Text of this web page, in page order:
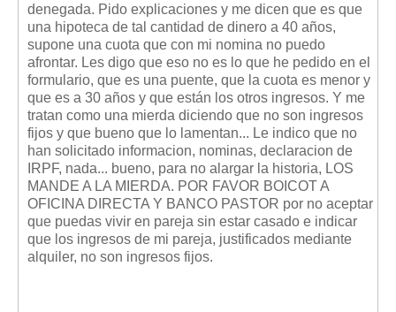
denegada. Pido explicaciones y me dicen que es que
una hipoteca de tal cantidad de dinero a 40 años,
supone una cuota que con mi nomina no puedo
afrontar. Les digo que eso no es lo que he pedido en el
formulario, que es una puente, que la cuota es menor y
que es a 30 años y que están los otros ingresos. Y me
tratan como una mierda diciendo que no son ingresos
fijos y que bueno que lo lamentan... Le indico que no
han solicitado informacion, nominas, declaracion de
IRPF, nada... bueno, para no alargar la historia, LOS
MANDE A LA MIERDA. POR FAVOR BOICOT A
OFICINA DIRECTA Y BANCO PASTOR por no aceptar
que puedas vivir en pareja sin estar casado e indicar
que los ingresos de mi pareja, justificados mediante
alquiler, no son ingresos fijos.